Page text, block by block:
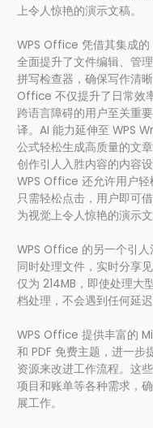
上令人惊艳的演示文稿。
WPS Office 凭借其集成的
全面提升了文件编辑、管
拼写检查器，确保写作清
Office 不仅提升了日常效
跨语言障碍的用户至关重
译。AI 能力延伸至 WPS
公式轻松生成高质量的文
创作引人入胜内容的内容
WPS Office 还允许用户轻
只需轻松点击，用户即可
为视觉上令人惊艳的演示文
WPS Office 的另一个引
同时处理文件，实时分享
仅为 214MB，即使处理大
档处理，不会遇到任何延迟
WPS Office 提供丰富的
和 PDF 免费主题，进一步
资源来改进工作流程。这
项目和账单等各种需求，
展工作。